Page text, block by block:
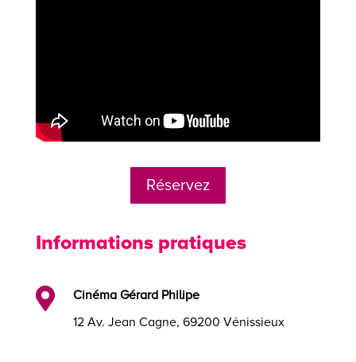
Réservez
Informations pratiques

Cinéma Gérard Philipe
12 Av. Jean Cagne, 69200 Vénissieux